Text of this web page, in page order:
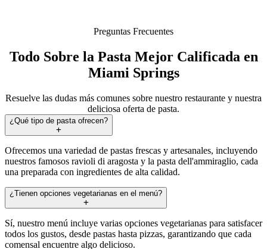
Preguntas Frecuentes
Todo Sobre la Pasta Mejor Calificada en
Miami Springs
Resuelve las dudas más comunes sobre nuestro restaurante y nuestra
deliciosa oferta de pasta.
¿Qué tipo de pasta ofrecen?
Ofrecemos una variedad de pastas frescas y artesanales, incluyendo
nuestros famosos ravioli di aragosta y la pasta dell'ammiraglio, cada
una preparada con ingredientes de alta calidad.
¿Tienen opciones vegetarianas en el menú?
Sí, nuestro menú incluye varias opciones vegetarianas para satisfacer
todos los gustos, desde pastas hasta pizzas, garantizando que cada
comensal encuentre algo delicioso.